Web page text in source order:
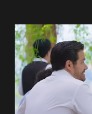
permanecer
ama, o que não é
se aprimorar,
ser a primeira
universidade. Ela